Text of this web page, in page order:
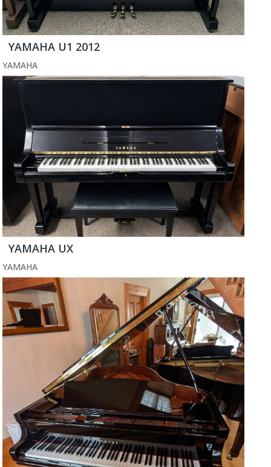
YAMAHA U1 2012
YAMAHA
YAMAHA UX
YAMAHA